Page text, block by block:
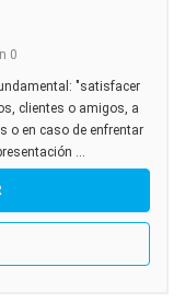
0
"satisfacer
clientes o amigos, a
o en caso de enfrentar
...